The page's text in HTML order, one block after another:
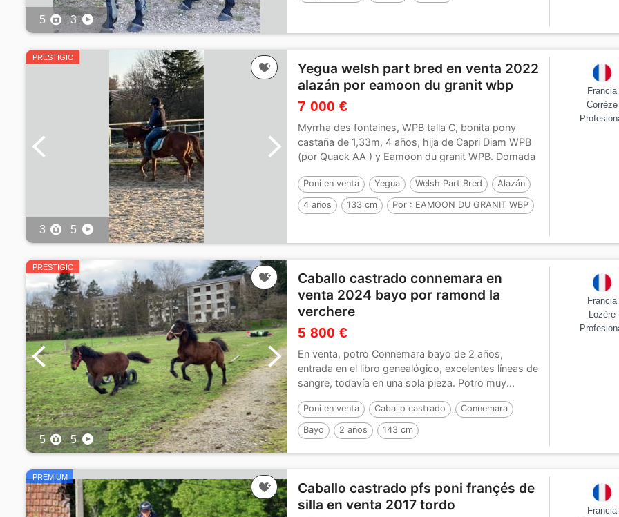
5 3
PRESTIGIO
3 5
Yegua welsh part bred en venta 2022
alazán por eamoon du granit wbp
7 000 €
Myrrha des fontaines, WPB talla C, bonita pony
castaña de 1,33m, 4 años, hija de Capri Diam WPB
(por Quack AA ) y Eamoon du granit WPB. Domada
Poni en venta Yegua Welsh Part Bred Alazán
4 años 133 cm Por : EAMOON DU GRANIT WBP
Francia
Corrèze
PRESTIGIO
5 5
Caballo castrado connemara en
venta 2024 bayo por ramond la
verchere
5 800 €
En venta, potro Connemara bayo de 2 años,
entrada en el libro genealógico, excelentes líneas de
sangre, todavía en una sola pieza. Potro muy...
Poni en venta Caballo castrado Connemara
Bayo 2 años 143 cm
Por :Ramond la Verchere
Francia
Lozère
PREMIUM
Caballo castrado pfs poni françés de
silla en venta 2017 tordo
Francia